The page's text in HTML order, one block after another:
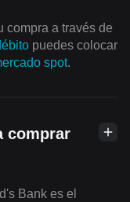
compra a través de
puedes colocar
spot.
comprar
Bank es el